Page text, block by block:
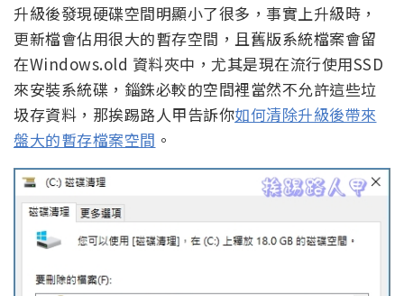
升級後發現硬碟空間明顯小了很多，事實上升級時，
更新檔會佔用很大的暫存空間，且舊版系統檔案會留
在Windows.old 資料夾中，尤其是現在流行使用SSD
來安裝系統碟，錙銖必較的空間裡當然不允許這些垃
圾存資料，那挨踢路人甲告訴你如何清除升級後帶來
盤大的暫存檔案空間 。